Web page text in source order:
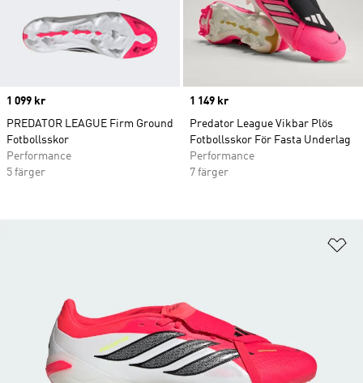
Price
1 099 kr
PREDATOR LEAGUE Firm Ground
Fotbollsskor
Performance
5 färger
Price
1 149 kr
Predator League Vikbar Plös
Fotbollsskor För Fasta Underlag
Performance
7 färger